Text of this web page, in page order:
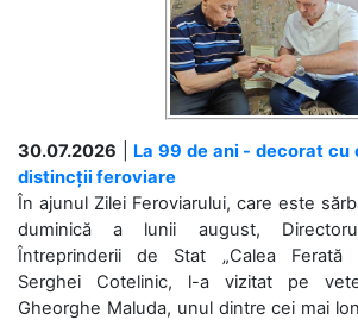
30.07.2026
La 99 de ani - decorat cu
distincții feroviare
În ajunul Zilei Feroviarului, care este
duminică a lunii august,
Întreprinderii de Stat „Calea Ferată
Serghei Cotelinic, l-a vizitat pe
Gheorghe Maluda, unul dintre cei mai